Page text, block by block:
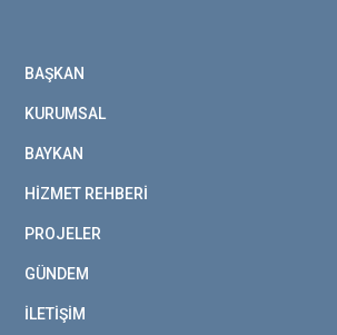
BAŞKAN
KURUMSAL
BAYKAN
HİZMET REHBERİ
PROJELER
GÜNDEM
İLETİŞİM